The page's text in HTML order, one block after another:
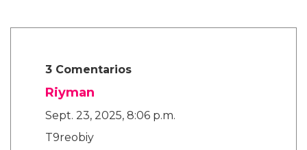
3 Comentarios
Riyman
Sept. 23, 2025, 8:06 p.m.
T9reobiy